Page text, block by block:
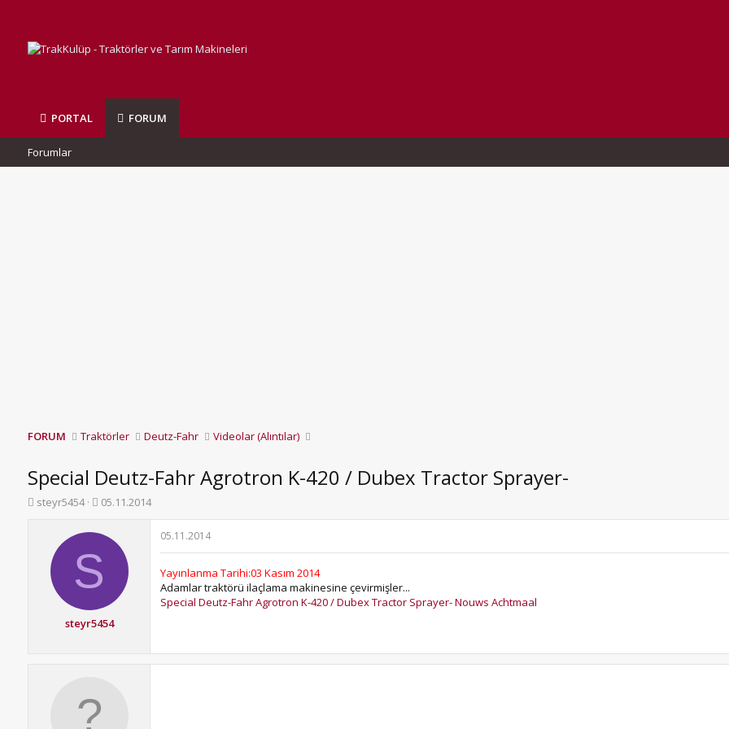
PORTAL FORUM
Forumlar
FORUM Traktörler Deutz-Fahr Videolar (Alıntılar)
Special Deutz-Fahr Agrotron K-420 / Dubex Tractor Sprayer-
K
steyr5454
B
ş
a
n
g
ç
i
05.11.2014
S
steyr5454
05.11.2014
Yayınlanma Tarihi:03 Kasım 2014
Adamlar traktörü ilaçlama makinesine çevirmişler...
Special Deutz-Fahr Agrotron K-420 / Dubex Tractor Sprayer- Nouws Achtmaal